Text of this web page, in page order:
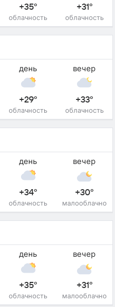
+35°
облачность
+31°
облачность
день
+29°
облачность
вечер
+33°
облачность
день
+34°
облачность
вечер
+30°
малооблачно
день
+35°
облачность
вечер
+31°
малооблачно